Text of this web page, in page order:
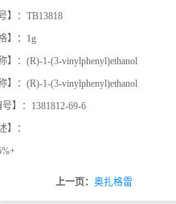
】：TB13818
】：1g
】：(R)-1-(3-vinylphenyl)ethanol
】：(R)-1-(3-vinylphenyl)ethanol
号】：1381812-69-6
】：
上一页： 奥扎格雷